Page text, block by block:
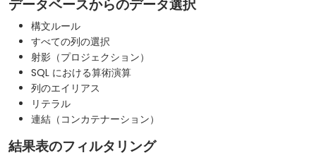
データベースからのデータ選択
構文ルール
すべての列の選択
射影（プロジェクション）
SQL における算術演算
列のエイリアス
リテラル
連結（コンカテナーション）
結果表のフィルタリング